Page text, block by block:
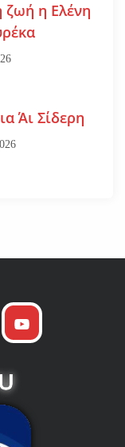
ζωή η Ελένη
Άι Σίδερη